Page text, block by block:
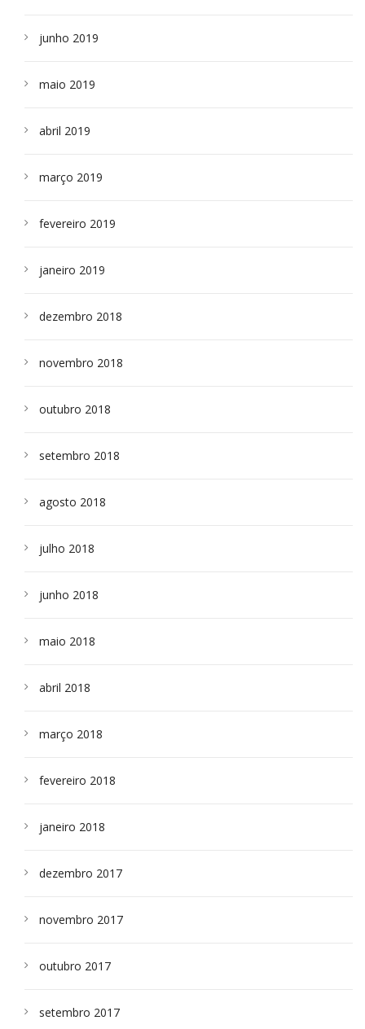
junho 2019
maio 2019
abril 2019
março 2019
fevereiro 2019
janeiro 2019
dezembro 2018
novembro 2018
outubro 2018
setembro 2018
agosto 2018
julho 2018
junho 2018
maio 2018
abril 2018
março 2018
fevereiro 2018
janeiro 2018
dezembro 2017
novembro 2017
outubro 2017
setembro 2017